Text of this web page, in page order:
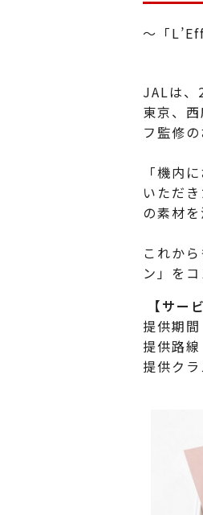
～「
JALは、
東京、
フ監修の
「機内
いただ
の素材
これか
ン」を
【サー
提供期
提供路
提供ク
※1食